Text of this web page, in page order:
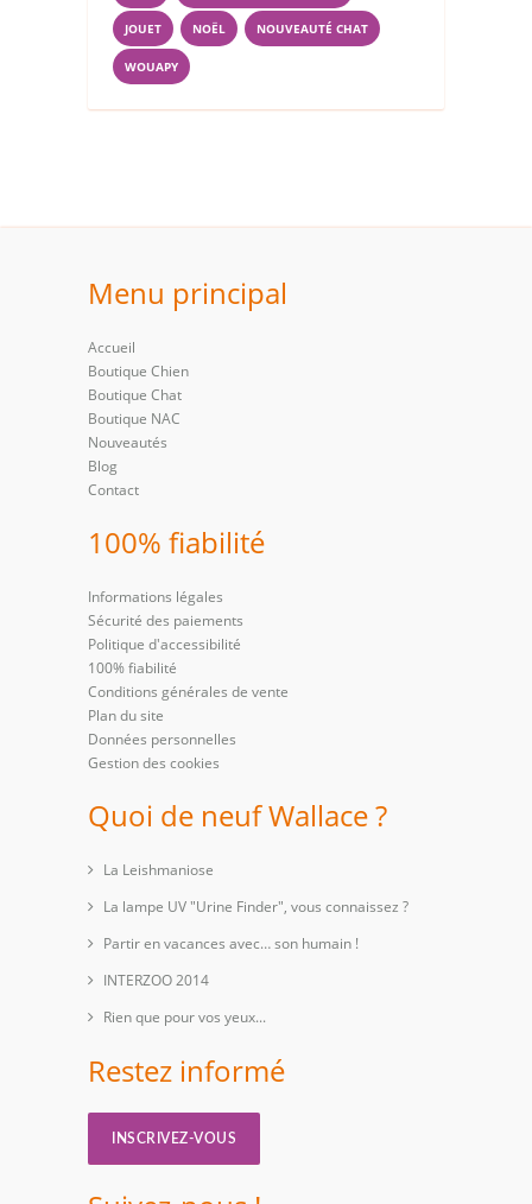
JOUET NOËL NOUVEAUTÉ CHAT
WOUAPY
Menu principal
Accueil
Boutique Chien
Boutique Chat
Boutique NAC
Nouveautés
Blog
Contact
100% fiabilité
Informations légales
Sécurité des paiements
Politique d'accessibilité
100% fiabilité
Conditions générales de vente
Plan du site
Données personnelles
Gestion des cookies
Quoi de neuf Wallace ?
La Leishmaniose
La lampe UV "Urine Finder", vous connaissez ?
Partir en vacances avec… son humain !
INTERZOO 2014
Rien que pour vos yeux...
Restez informé
INSCRIVEZ-VOUS